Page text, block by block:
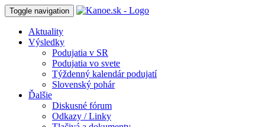
Toggle navigation
Aktuality
Výsledky
Podujatia v SR
Podujatia vo svete
Týždenný kalendár podujatí
Slovenský pohár
Ďalšie
Diskusné fórum
Odkazy / Linky